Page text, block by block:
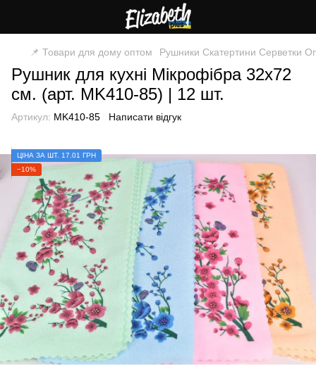
📌 Товари для дому оптом Рушники Скатертини Серветки
Рушник для кухні Мікрофібра 32х72
см. (арт. MK410-85) | 12 шт.
Артикул: MK410-85 Написати відгук
ЦІНА ЗА ШТ. 17.01 ГРН
−10%